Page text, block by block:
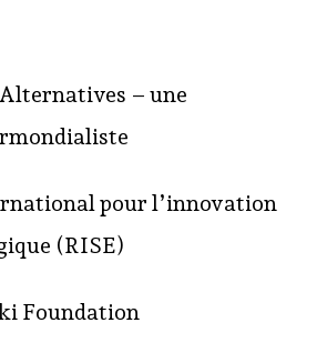
– une
pour l’innovation
(RISE)
Foundation
Frentes de atuação
baixar
English